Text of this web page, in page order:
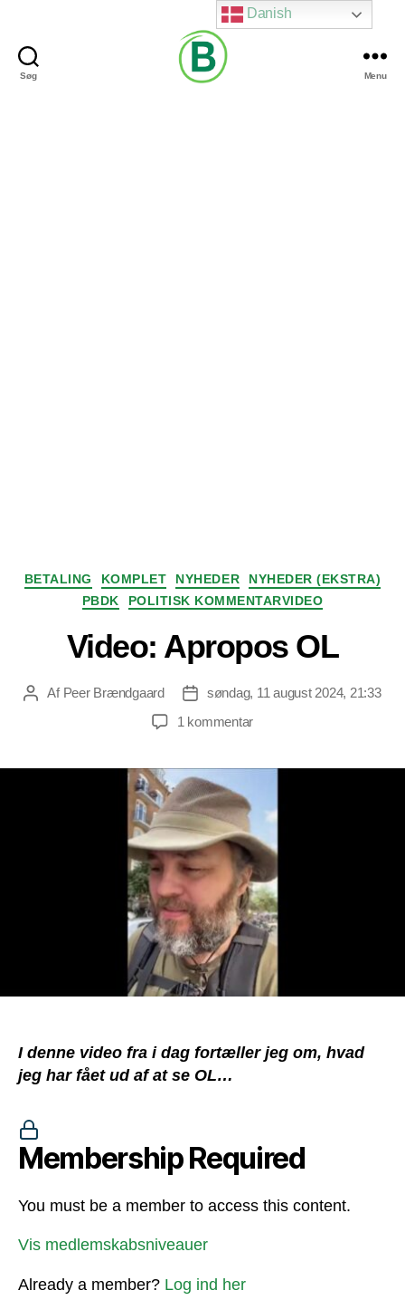
Søg Menu
Kategorier
BETALING KOMPLET NYHEDER
NYHEDER (EKSTRA)
PBDK
POLITISK KOMMENTARVIDEO
Video: Apropos OL
Indlægsforfatter
Af Peer Brændgaard Indlægsdato
søndag, 11 august 2024, 21:33
1 kommentartil
I denne video fra i dag fortæller jeg om, hvad
jeg har fået ud af at se OL…
Membership Required
You must be a member to access this content.
Vis medlemskabsniveauer
Already a member? Log ind her
Danish